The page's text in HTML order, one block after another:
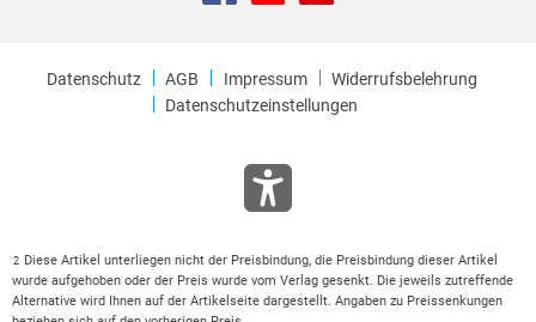
Datenschutz AGB Impressum
Widerrufsbelehrung
Datenschutzeinstellungen
2
Diese Artikel unterliegen nicht der Preisbindung, die Preisbindung dieser Artikel
wurde aufgehoben oder der Preis wurde vom Verlag gesenkt. Die jeweils zutreffende
Alternative wird Ihnen auf der Artikelseite dargestellt. Angaben zu Preissenkungen